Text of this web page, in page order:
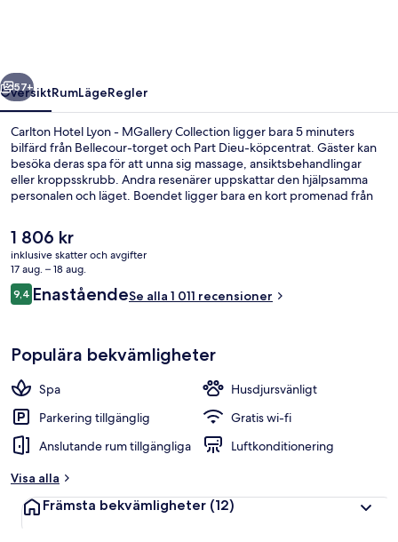
Nästa
57+
ÖversiktRumLägeRegler
Carlton Hotel Lyon - MGallery Collection ligger bara 5 minuters
bilfärd från Bellecour-torget och Part Dieu-köpcentrat. Gäster kan
besöka deras spa för att unna sig massage, ansiktsbehandlingar
eller kroppsskrubb. Andra resenärer uppskattar den hjälpsamma
personalen och läget. Boendet ligger bara en kort promenad från
minuter att gå och till Bellecour tunnelbanestation är det 6 minuter.
Det
nuvarande
priset
är
1 806 kr
1 806 kr
inklusive skatter och avgifter
17 aug. – 18 aug.
Recensioner
9,49,4 av 10,
EnaståendeSe alla 1 011 recensioner
Populära bekvämligheter
Spa
Husdjursvänligt
Parkering tillgänglig
Gratis wi-fi
Anslutande rum tillgängliga
Luftkonditionering
Visa alla
Främsta bekvämligheter (12)